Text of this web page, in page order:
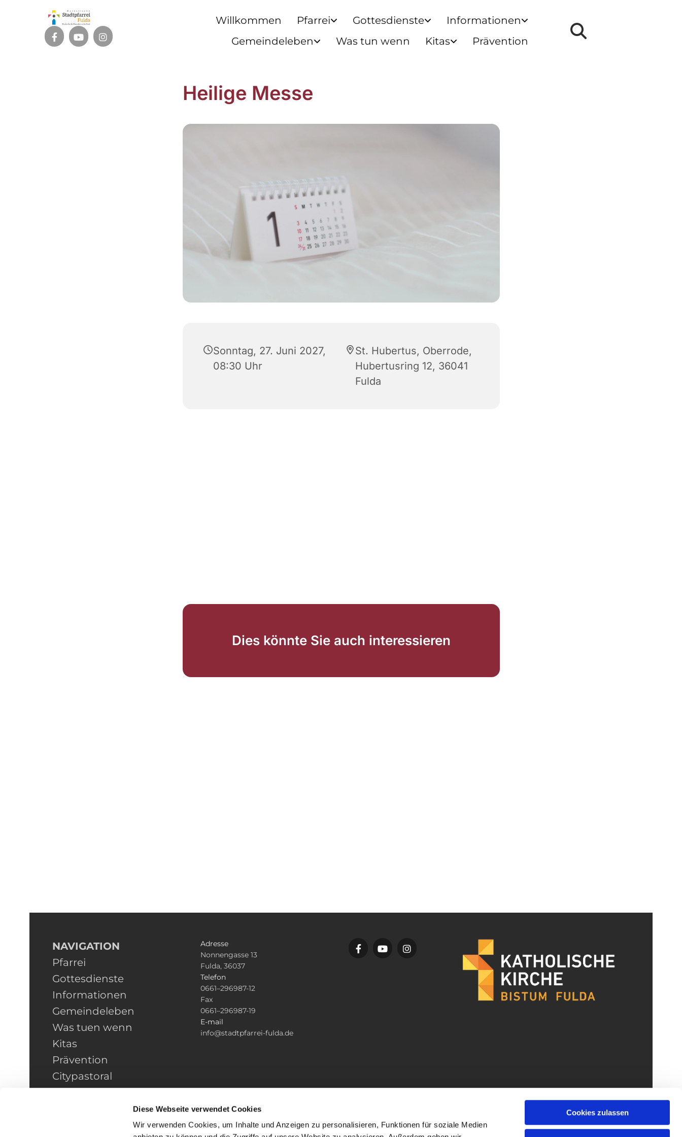
Diese Webseite verwendet Cookies
Wir verwenden Cookies, um Inhalte und Anzeigen zu personalisieren, Funktionen für soziale Medien
Cookies zulassen
Willkommen Pfarrei Gottesdienste
Informationen
Gemeindeleben
Was tun wenn Kitas Prävention
Heilige Messe
Sonntag, 27. Juni 2027,
08:30 Uhr
St. Hubertus, Oberrode,
Hubertusring 12, 36041
Fulda
Dies könnte Sie auch interessieren
NAVIGATION
Pfarrei
Gottesdienste
Informationen
Gemeindeleben
Was tuen wenn
Kitas
Prävention
Citypastoral
Kontakt
HINWEISGEBERSCHUTZ
Adresse
Nonnengasse 13
Fulda, 36037
Telefon
0661–296987-12
Fax
0661–296987-19
E-mail
info@stadtpfarrei-fulda.de